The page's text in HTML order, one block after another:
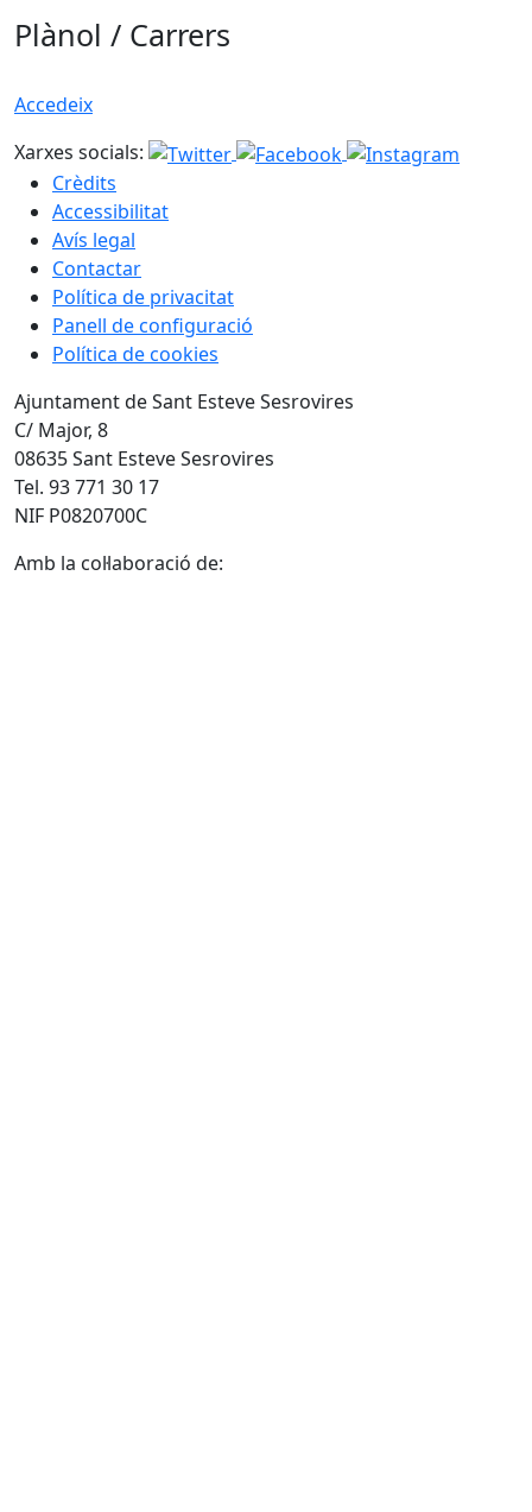
Plànol / Carrers
Accedeix
Xarxes socials:
Crèdits
Accessibilitat
Avís legal
Contactar
Política de privacitat
Panell de configuració
Política de cookies
Ajuntament de Sant Esteve Sesrovires
C/ Major, 8
08635 Sant Esteve Sesrovires
Tel. 93 771 30 17
NIF P0820700C
Amb la col·laboració de: